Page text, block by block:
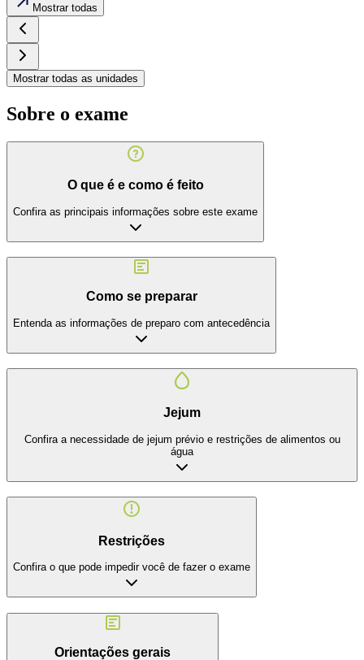
Mostrar todas
Mostrar todas as unidades
Sobre o exame
O que é e como é feito
Confira as principais informações sobre este exame
Como se preparar
Entenda as informações de preparo com antecedência
Jejum
Confira a necessidade de jejum prévio e restrições de alimentos ou
água
Restrições
Confira o que pode impedir você de fazer o exame
Orientações gerais